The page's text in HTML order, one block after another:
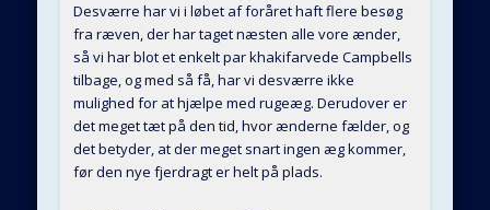
Desværre har vi i løbet af foråret haft flere besøg
fra ræven, der har taget næsten alle vore ænder,
så vi har blot et enkelt par khakifarvede Campbells
tilbage, og med så få, har vi desværre ikke
mulighed for at hjælpe med rugeæg. Derudover er
det meget tæt på den tid, hvor ænderne fælder, og
det betyder, at der meget snart ingen æg kommer,
før den nye fjerdragt er helt på plads.